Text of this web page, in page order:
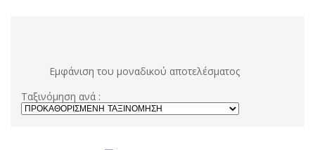
Εμφάνιση του μοναδικού αποτελέσματος
Ταξινόμηση ανά :